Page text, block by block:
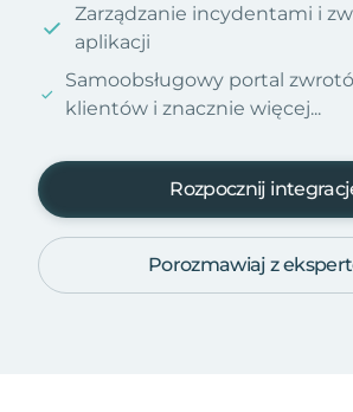
Zarządzanie incydentami i
aplikacji
Samoobsługowy portal
klientów i znacznie więcej...
Rozpocznij
Porozmawiaj z